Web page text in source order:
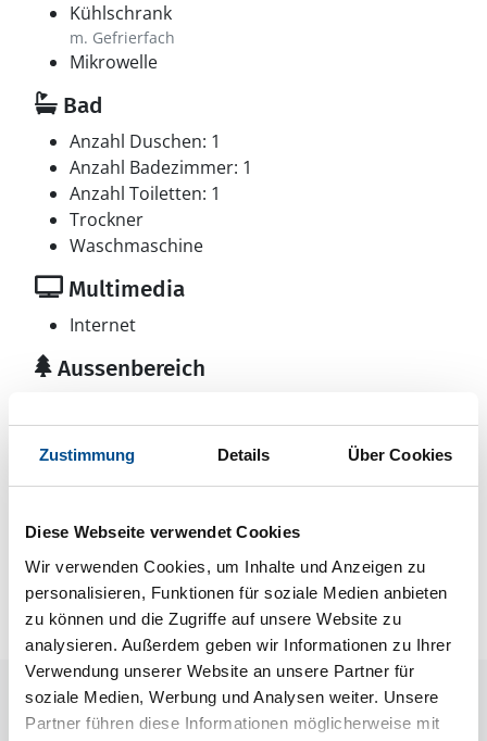
Zustimmung Details Über Cookies
Diese Webseite verwendet Cookies
Wir verwenden Cookies, um Inhalte und Anzeigen zu
personalisieren, Funktionen für soziale Medien anbieten
zu können und die Zugriffe auf unsere Website zu
analysieren. Außerdem geben wir Informationen zu Ihrer
Verwendung unserer Website an unsere Partner für
soziale Medien, Werbung und Analysen weiter. Unsere
Partner führen diese Informationen möglicherweise mit
Kühlschrank
m. Gefrierfach
Mikrowelle
Bad
Anzahl Duschen: 1
Anzahl Badezimmer: 1
Anzahl Toiletten: 1
Trockner
Waschmaschine
Multimedia
Internet
Aussenbereich
Grill
nächsten Schritt im Buchungsformular.
Raumaufteilung